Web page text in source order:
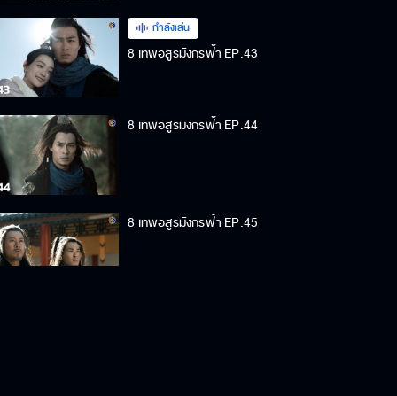
กำลังเล่น
8 เทพอสูรมังกรฟ้า EP.43
8 เทพอสูรมังกรฟ้า EP.44
8 เทพอสูรมังกรฟ้า EP.45